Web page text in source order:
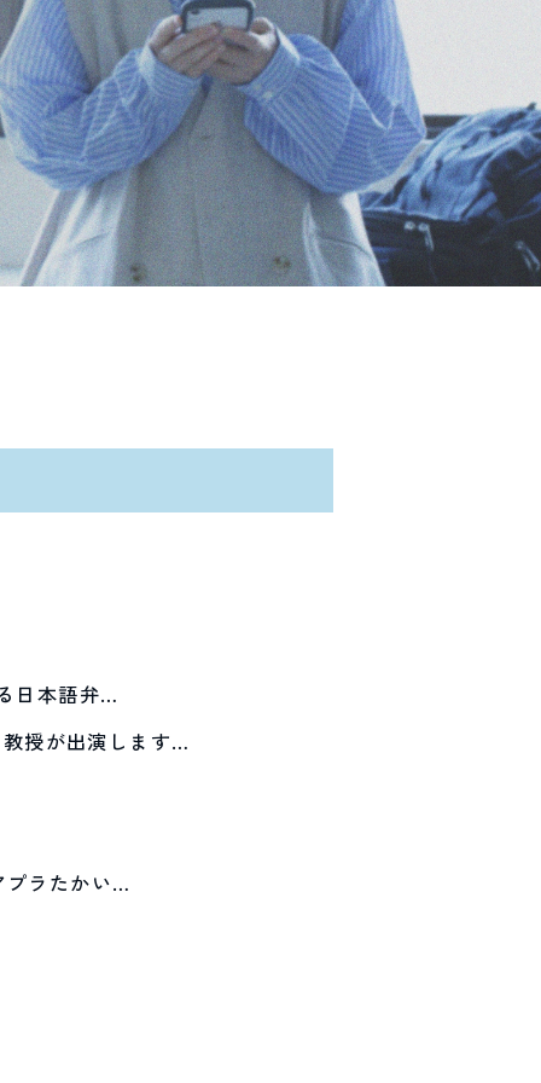
日本語弁…
授が出演します…
プラたかい…